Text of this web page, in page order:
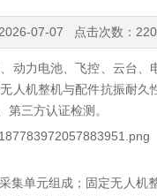
07-07 点击次数：
动力电池、飞控、云台
人机整机与配件抗振耐
三方认证检测。
单元组成；固定无人机